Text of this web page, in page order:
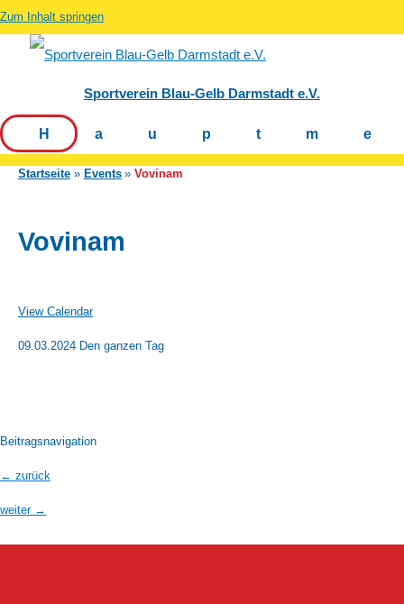
Zum Inhalt springen
Sportverein Blau-Gelb Darmstadt e.V.
Startseite Events Vovinam
Vovinam
View Calendar
09.03.2024 Den ganzen Tag
Beitragsnavigation
← zurück
weiter →